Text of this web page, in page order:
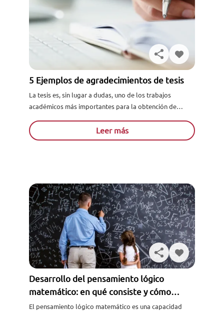
5 Ejemplos de agradecimientos de tesis
La tesis es, sin lugar a dudas, uno de los trabajos
académicos más importantes para la obtención de
defensa de esta, los candidatos a doc...
Leer más
Desarrollo del pensamiento lógico
matemático: en qué consiste y cómo
potenciarlo
El pensamiento lógico matemático es una capacidad